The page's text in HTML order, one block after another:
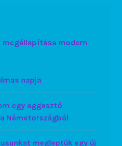
megállapítása modern
napja
egy aggasztó
Németországból
megleptük egy új